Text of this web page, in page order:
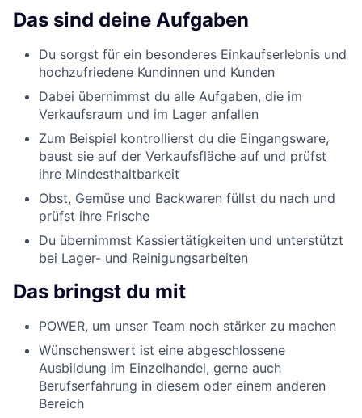
Das sind deine Aufgaben
Du sorgst für ein besonderes Einkaufserlebnis und
hochzufriedene Kundinnen und Kunden
Dabei übernimmst du alle Aufgaben, die im
Verkaufsraum und im Lager anfallen
Zum Beispiel kontrollierst du die Eingangsware,
baust sie auf der Verkaufsfläche auf und prüfst
ihre Mindesthaltbarkeit
Obst, Gemüse und Backwaren füllst du nach und
prüfst ihre Frische
Du übernimmst Kassiertätigkeiten und unterstützt
bei Lager- und Reinigungsarbeiten
Das bringst du mit
POWER, um unser Team noch stärker zu machen
Wünschenswert ist eine abgeschlossene
Ausbildung im Einzelhandel, gerne auch
Berufserfahrung in diesem oder einem anderen
Bereich